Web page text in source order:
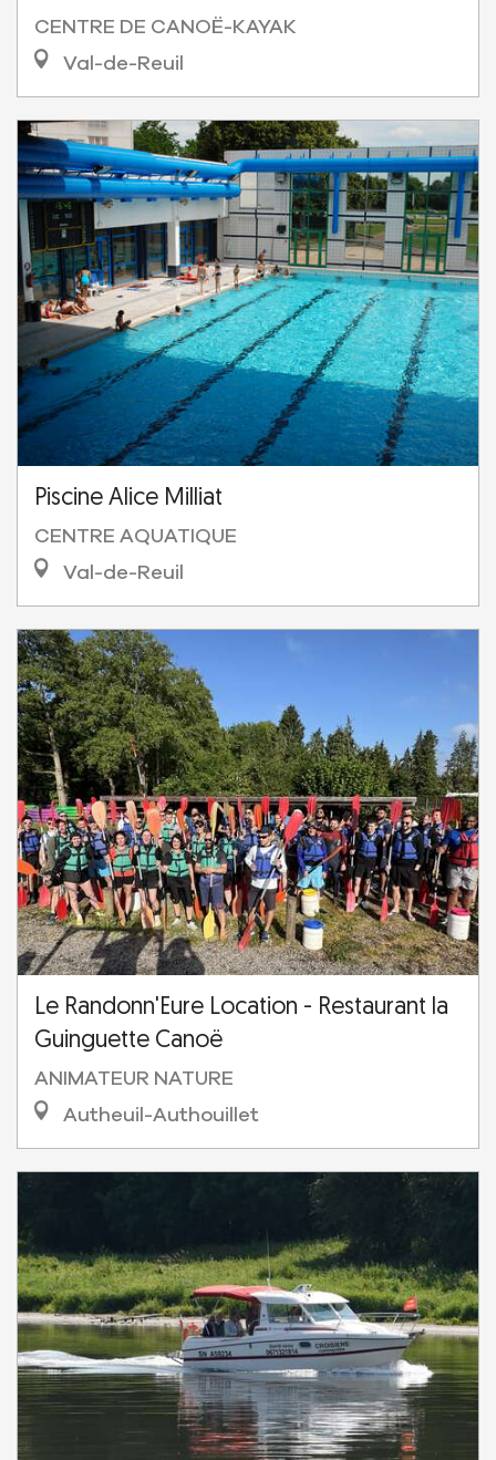
CENTRE DE CANOË-KAYAK
Val-de-Reuil
Piscine Alice Milliat
CENTRE AQUATIQUE
Val-de-Reuil
Le Randonn'Eure Location - Restaurant la
Guinguette Canoë
ANIMATEUR NATURE
Autheuil-Authouillet